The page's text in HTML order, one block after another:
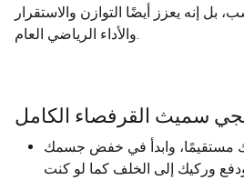
بل إنه يعزز أيضًا التوازن والاستقرار
والأداء الرياضي العام.
سميث القرفصاء الكامل
مستقيمًا، وابدأ في خفض جسمك
وركيك إلى الخلف كما لو كنت